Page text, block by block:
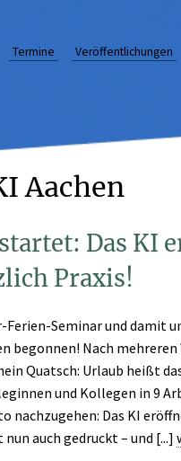
Termine Veröffentlichungen
Aachen
Das KI
Praxis!
Ferien-Seminar und damit
begonnen! Nach
Quatsch: Urlaub heißt
und Kollegen in 9
nachzugehen: Das KI
auch gedruckt – und [...]